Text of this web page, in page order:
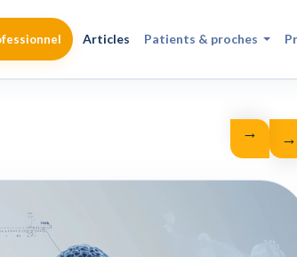
Articles Patients & proches
← →